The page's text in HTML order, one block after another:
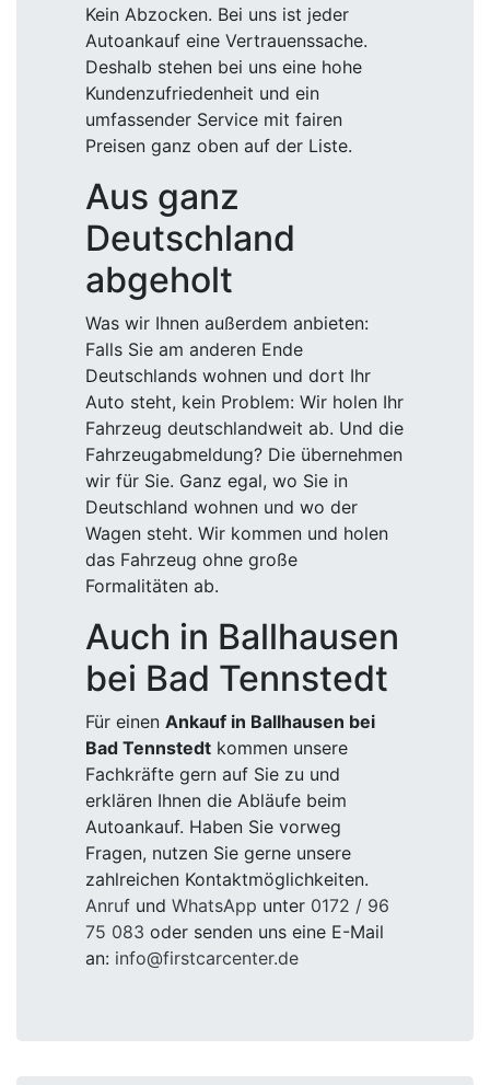
Kein Abzocken. Bei uns ist jeder
Autoankauf eine Vertrauenssache.
Deshalb stehen bei uns eine hohe
Kundenzufriedenheit und ein
umfassender Service mit fairen
Preisen ganz oben auf der Liste.
Aus ganz
Deutschland
abgeholt
Was wir Ihnen außerdem anbieten:
Falls Sie am anderen Ende
Deutschlands wohnen und dort Ihr
Auto steht, kein Problem: Wir holen Ihr
Fahrzeug deutschlandweit ab. Und die
Fahrzeugabmeldung? Die übernehmen
wir für Sie. Ganz egal, wo Sie in
Deutschland wohnen und wo der
Wagen steht. Wir kommen und holen
das Fahrzeug ohne große
Formalitäten ab.
Auch in Ballhausen
bei Bad Tennstedt
Für einen Ankauf in Ballhausen bei
Bad Tennstedt kommen unsere
Fachkräfte gern auf Sie zu und
erklären Ihnen die Abläufe beim
Autoankauf. Haben Sie vorweg
Fragen, nutzen Sie gerne unsere
zahlreichen Kontaktmöglichkeiten.
Anruf und WhatsApp unter 0172 / 96
75 083 oder senden uns eine E-Mail
an: info@firstcarcenter.de